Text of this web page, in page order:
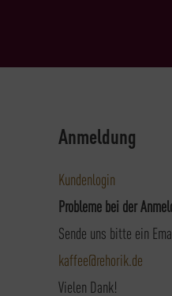
Anmeldung
Kundenlogin
Probleme bei der
Sende uns bitte ein
kaffee@rehorik.de
Vielen Dank!